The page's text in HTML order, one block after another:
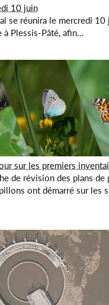
10 juin
se réunira le mercredi 10
à Plessis-Pâté, afin…
sur les premiers
de révision des plans de
ont démarré sur les